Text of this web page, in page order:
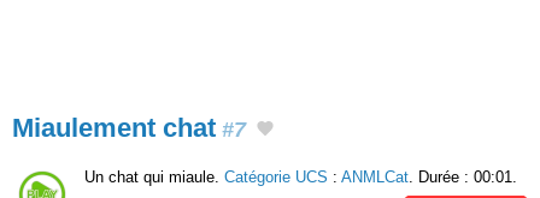
Miaulement chat #7
Un chat qui miaule. Catégorie UCS : ANMLCat . Durée : 00:01.